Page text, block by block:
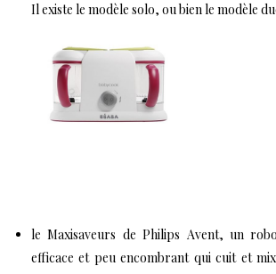
Il existe le modèle solo, ou bien le modèle
leMaxisaveurs de Philips Avent, un
efficace et peu encombrant qui cuit et